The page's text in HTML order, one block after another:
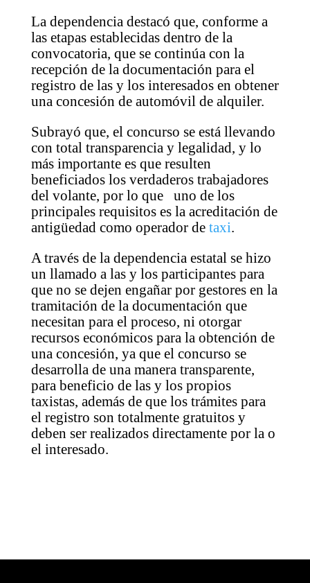
La dependencia destacó que, conforme a
las etapas establecidas dentro de la
convocatoria, que se continúa con la
recepción de la documentación para el
registro de las y los interesados en obtener
una concesión de automóvil de alquiler.
Subrayó que, el concurso se está llevando
con total transparencia y legalidad, y lo
más importante es que resulten
beneficiados los verdaderos trabajadores
del volante, por lo que uno de los
principales requisitos es la acreditación de
antigüedad como operador de taxi.
A través de la dependencia estatal se hizo
un llamado a las y los participantes para
que no se dejen engañar por gestores en la
tramitación de la documentación que
necesitan para el proceso, ni otorgar
recursos económicos para la obtención de
una concesión, ya que el concurso se
desarrolla de una manera transparente,
para beneficio de las y los propios
taxistas, además de que los trámites para
el registro son totalmente gratuitos y
deben ser realizados directamente por la o
el interesado.